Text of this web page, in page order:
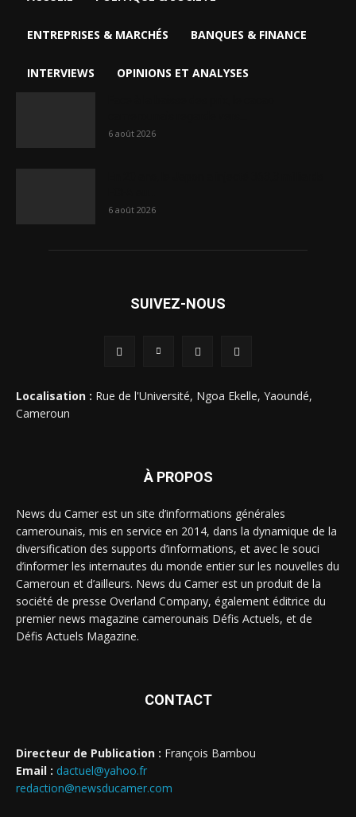
ENTREPRISES & MARCHÉS BANQUES & FINANCE
INTERVIEWS OPINIONS ET ANALYSES
6 août 2026
6 août 2026
SUIVEZ-NOUS
Localisation : Rue de l'Université, Ngoa Ekelle, Yaoundé,
Cameroun
À PROPOS
News du Camer est un site d’informations générales
camerounais, mis en service en 2014, dans la dynamique de la
diversification des supports d’informations, et avec le souci
d’informer les internautes du monde entier sur les nouvelles du
Cameroun et d’ailleurs. News du Camer est un produit de la
société de presse Overland Company, également éditrice du
premier news magazine camerounais Défis Actuels, et de
Défis Actuels Magazine.
CONTACT
Directeur de Publication : François Bambou
Email : dactuel@yahoo.fr
redaction@newsducamer.com